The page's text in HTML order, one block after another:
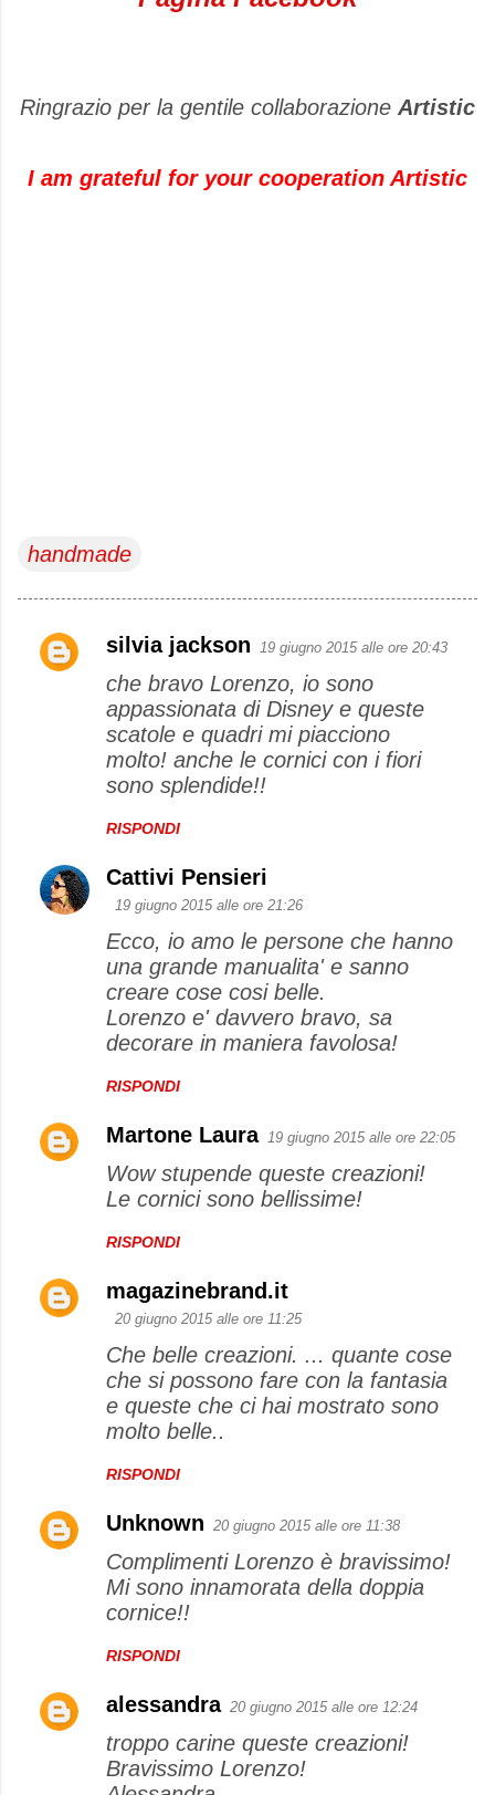
Ringrazio per la gentile collaborazione Artistic
I am grateful for your cooperation Artistic
handmade
C
silvia jackson 19 giugno 2015 alle ore 20:43
che bravo Lorenzo, io sono
appassionata di Disney e queste
scatole e quadri mi piacciono
molto! anche le cornici con i fiori
sono splendide!!
RISPONDI
Cattivi Pensieri
19 giugno 2015 alle ore 21:26
Ecco, io amo le persone che hanno
una grande manualita' e sanno
creare cose cosi belle.
Lorenzo e' davvero bravo, sa
decorare in maniera favolosa!
RISPONDI
Martone Laura 19 giugno 2015 alle ore 22:05
Wow stupende queste creazioni!
Le cornici sono bellissime!
RISPONDI
magazinebrand.it
20 giugno 2015 alle ore 11:25
Che belle creazioni. ... quante cose
che si possono fare con la fantasia
e queste che ci hai mostrato sono
molto belle..
RISPONDI
Unknown 20 giugno 2015 alle ore 11:38
Complimenti Lorenzo è bravissimo!
Mi sono innamorata della doppia
cornice!!
RISPONDI
alessandra 20 giugno 2015 alle ore 12:24
troppo carine queste creazioni!
Bravissimo Lorenzo!